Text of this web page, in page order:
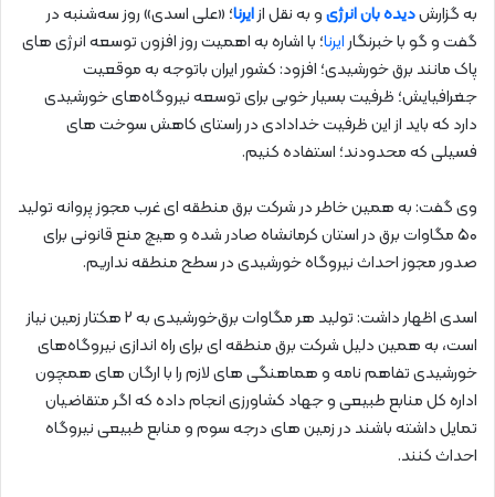
به گزارشدیده بان انرژیو به نقل ازایرنا؛ «علی اسدی» روز سه‌شنبه در
گفت و گو با خبرنگارایرنا؛ با اشاره به اهمیت روز افزون توسعه انرژی های
پاک مانند برق خورشیدی؛ افزود: کشور ایران باتوجه به موقعیت
جغرافیایش؛ ظرفیت بسیار خوبی برای توسعه نیروگاه‌های خورشیدی
دارد که باید از این ظرفیت خدادادی در راستای کاهش سوخت های
فسیلی که محدودند؛ استفاده کنیم.
وی گفت: به همین خاطر در شرکت برق منطقه ای غرب مجوز پروانه تولید
۵۰ مگاوات برق در استان کرمانشاه صادر شده و هیچ منع قانونی برای
صدور مجوز احداث نیروگاه خورشیدی در سطح منطقه نداریم.
اسدی اظهار داشت: تولید هر مگاوات برق‌خورشیدی به ۲ هکتار زمین نیاز
است، به همین دلیل شرکت برق منطقه ای برای راه اندازی نیروگاه‌های
خورشیدی تفاهم نامه و هماهنگی های لازم را با ارگان های همچون
اداره کل منابع طبیعی و جهاد کشاورزی انجام داده که اگر متقاضیان
تمایل داشته باشند در زمین های درجه سوم و منابع طبیعی نیروگاه
احداث کنند.